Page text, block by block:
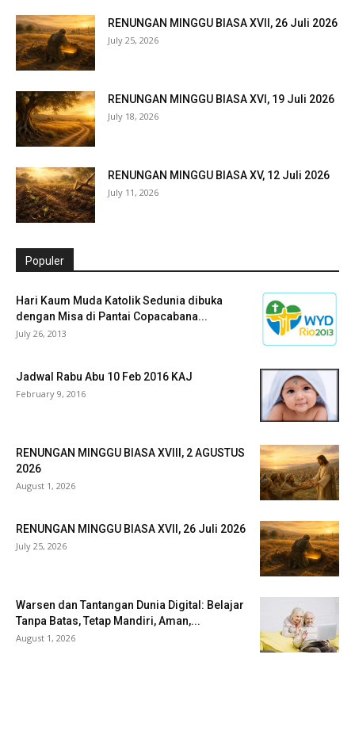
RENUNGAN MINGGU BIASA XVII, 26 Juli 2026
July 25, 2026
RENUNGAN MINGGU BIASA XVI, 19 Juli 2026
July 18, 2026
RENUNGAN MINGGU BIASA XV, 12 Juli 2026
July 11, 2026
Populer
Hari Kaum Muda Katolik Sedunia dibuka
dengan Misa di Pantai Copacabana...
July 26, 2013
Jadwal Rabu Abu 10 Feb 2016 KAJ
February 9, 2016
RENUNGAN MINGGU BIASA XVIII, 2 AGUSTUS
2026
August 1, 2026
RENUNGAN MINGGU BIASA XVII, 26 Juli 2026
July 25, 2026
Warsen dan Tantangan Dunia Digital: Belajar
Tanpa Batas, Tetap Mandiri, Aman,...
August 1, 2026